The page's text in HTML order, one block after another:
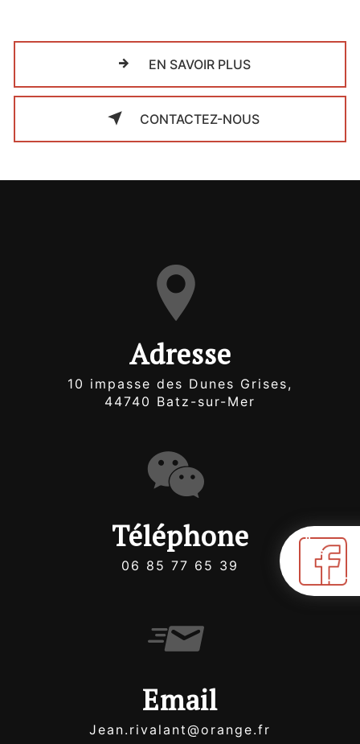
EN SAVOIR PLUS
CONTACTEZ-NOUS
Adresse
10 impasse des Dunes Grises,
44740 Batz-sur-Mer
Téléphone
06 85 77 65 39
Email
jean.rivalant@orange.fr